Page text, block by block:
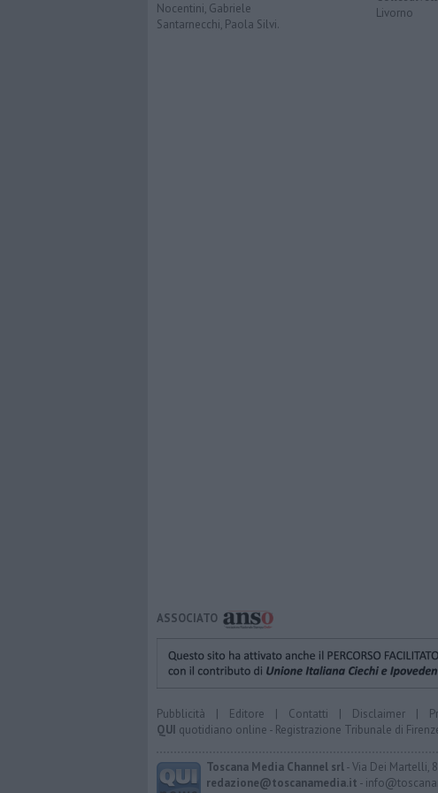
Nocentini, Gabriele
Santarnecchi, Paola Silvi.
Livorno
ASSOCIATO
Pubblicità | Editore | Contatti | Disclaimer |
QUI quotidiano online - Registrazione Tribunale di
Toscana Media Channel srl- Via Dei Martelli,
redazione@toscanamedia.it -